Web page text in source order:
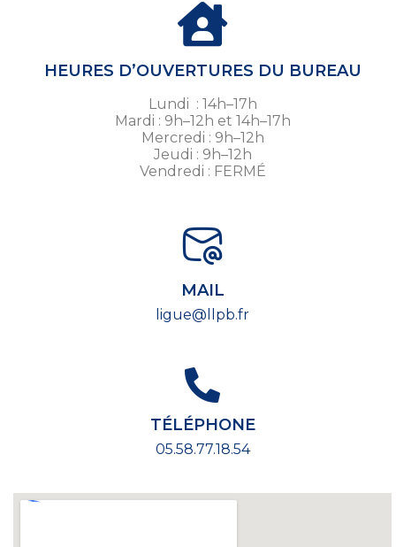
HEURES D’OUVERTURES DU BUREAU
Lundi : 14h–17h
Mardi : 9h–12h et 14h–17h
Mercredi : 9h–12h
Jeudi : 9h–12h
Vendredi : FERMÉ
MAIL
ligue@llpb.fr
TÉLÉPHONE
05.58.77.18.54